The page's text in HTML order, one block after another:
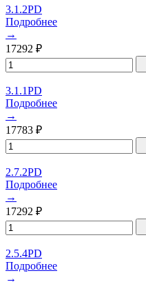
3.1.2PD
Подробнее
→
17292 ₽
3.1.1PD
Подробнее
→
17783 ₽
2.7.2PD
Подробнее
→
17292 ₽
2.5.4PD
Подробнее
→